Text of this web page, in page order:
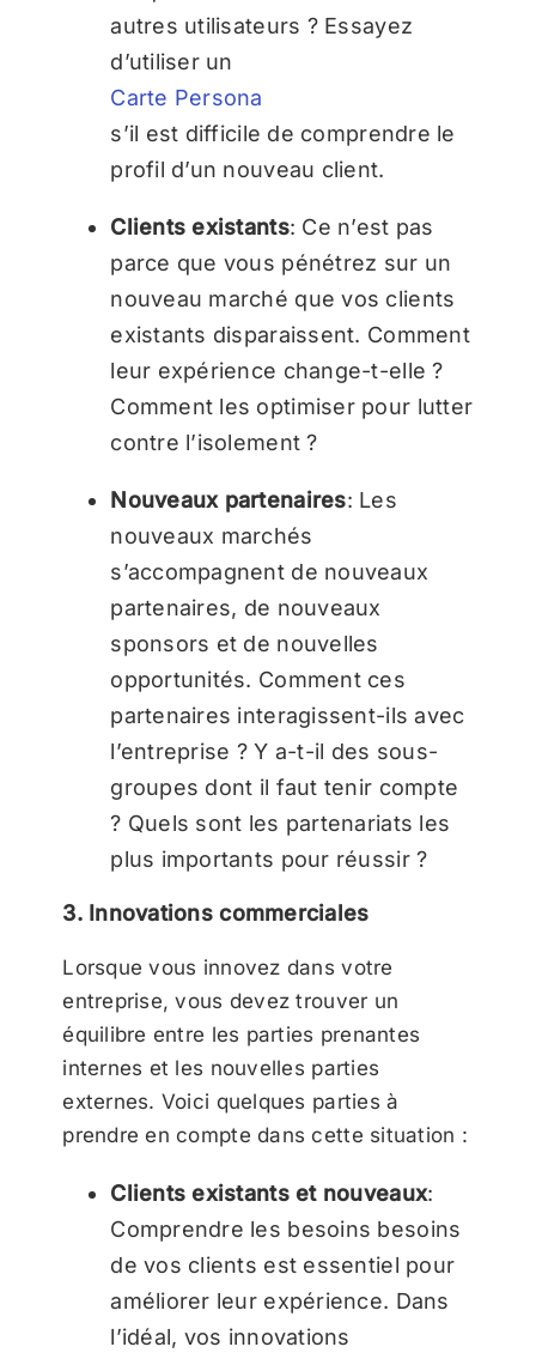
autres utilisateurs ? Essayez
d’utiliser un
Carte Persona
s’il est difficile de comprendre le
profil d’un nouveau client.
Clients existants: Ce n’est pas
parce que vous pénétrez sur un
nouveau marché que vos clients
existants disparaissent. Comment
leur expérience change-t-elle ?
Comment les optimiser pour lutter
contre l’isolement ?
Nouveaux partenaires: Les
nouveaux marchés
s’accompagnent de nouveaux
partenaires, de nouveaux
sponsors et de nouvelles
opportunités. Comment ces
partenaires interagissent-ils avec
l’entreprise ? Y a-t-il des sous-
groupes dont il faut tenir compte
? Quels sont les partenariats les
plus importants pour réussir ?
3. Innovations commerciales
Lorsque vous innovez dans votre
entreprise, vous devez trouver un
équilibre entre les parties prenantes
internes et les nouvelles parties
externes. Voici quelques parties à
prendre en compte dans cette situation :
Clients existants et nouveaux:
Comprendre les besoins besoins
de vos clients est essentiel pour
améliorer leur expérience. Dans
l’idéal, vos innovations